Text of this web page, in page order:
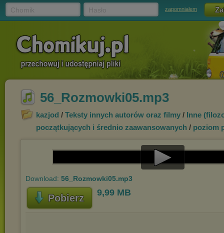
zapomniałem
56_Rozmowki05.mp3
kazjod / Teksty innych autorów oraz filmy / Inne
początkujących i średnio zaawansowanych / poziom
Play
Download: 56_Rozmowki05.mp3
Pobierz 9,99 MB